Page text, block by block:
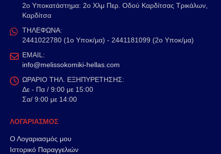
2o Υποκατάστημα: 2ο Χλμ Περ. Οδού Καρδίτσας Τρικάλων,
Καρδίτσα
ΤΗΛΕΦΩΝΑ:
2441022780 (1ο Υποκ/μα) - 2441181099 (2ο Υποκ/μα)
EMAIL:
info@melissokomiki-hellas.com
ΩΡΑΡΙΟ ΤΗΛ. ΕΞΗΠΥΡΕΤΗΣΗΣ:
Δε - Πα / 9:00 με 15:00
Σα/ 9:00 με 14:00
ΛΟΓΑΡΙΑΣΜΟΣ
Ο Λογαριασμός μου
Ιστορικό Παραγγελιών